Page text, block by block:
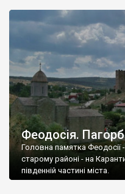
Феодосія.
Головна памятка Феодосії
старому районі - на
південній частині міста.